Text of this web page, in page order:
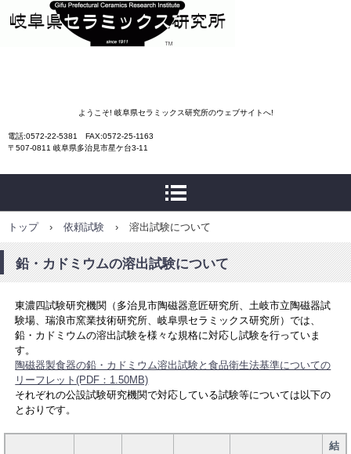
岐阜県セラミックス研究
ようこそ! 岐阜県セラミックス研究所のウェブサイトへ!
電話:0572-22-5381 FAX:0572-25-1163
〒507-0811 岐阜県多治見市星ケ台3-11
トップ › 依頼試験 › 溶出試験について
鉛・カドミウムの溶出試験について
東濃四試験研究機関（多治見市陶磁器意匠研究所、土岐市立陶磁器試
験場、瑞浪市窯業技術研究所、岐阜県セラミックス研究所）では、
鉛・カドミウムの溶出試験を様々な規格に対応し試験を行っていま
す。
陶磁器製食器の鉛・カドミウム溶出試験と食品衛生法基準についての
リーフレット(PDF：1.50MB)
それぞれの公設試験研究機関で対応している試験等については以下の
とおりです。
結